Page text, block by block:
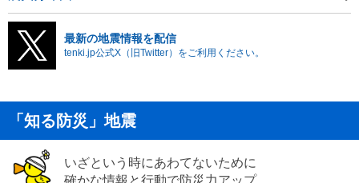
最新の地震情報を配信
tenki.jp公式X（旧Twitter）をご利用ください。
「知る防災」地震
いざという時にあわてないために
確かな情報と行動で防災力アップ